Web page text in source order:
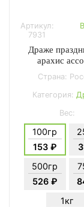
Артикул:
7931
Драже
арахис
Страна:
Категория:
Вес:
100гр
153 ₽
500гр
526 ₽
1кг